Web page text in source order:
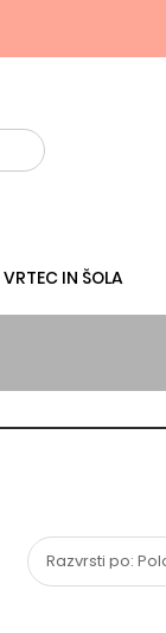
VRTEC IN ŠOLA